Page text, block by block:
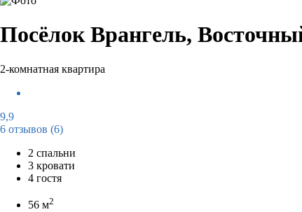
Посёлок Врангель,
2-комнатная квартира
9,9
6 отзывов (6)
2 спальни
3 кровати
4 гостя
56 м2